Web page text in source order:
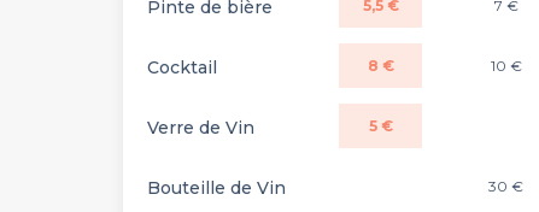
Pinte de bière 5,5 € 7 €
Cocktail 8 € 10 €
Verre de Vin 5 €
Bouteille de Vin 30 €